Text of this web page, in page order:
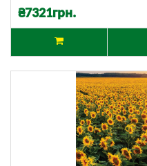
₴7321грн.